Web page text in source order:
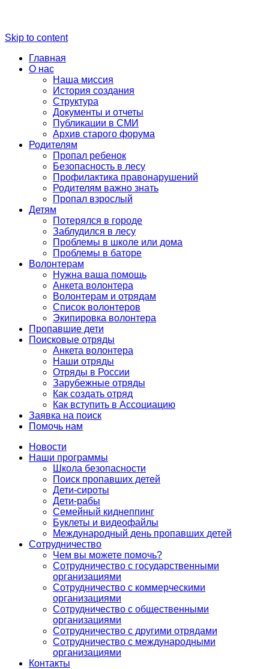
Skip to content
Главная
О нас
Наша миссия
История создания
Структура
Документы и отчеты
Публикации в СМИ
Архив старого форума
Родителям
Пропал ребенок
Безопасность в лесу
Профилактика правонарушений
Родителям важно знать
Пропал взрослый
Детям
Потерялся в городе
Заблудился в лесу
Проблемы в школе или дома
Проблемы в баторе
Волонтерам
Нужна ваша помощь
Анкета волонтера
Волонтерам и отрядам
Список волонтеров
Экипировка волонтера
Пропавшие дети
Поисковые отряды
Анкета волонтера
Наши отряды
Отряды в России
Зарубежные отряды
Как создать отряд
Как вступить в Ассоциацию
Заявка на поиск
Помочь нам
Новости
Наши программы
Школа безопасности
Поиск пропавших детей
Дети-сироты
Дети-рабы
Семейный киднеппинг
Буклеты и видеофайлы
Международный день пропавших детей
Сотрудничество
Чем вы можете помочь?
Сотрудничество с государственными
организациями
Сотрудничество с коммерческими
организациями
Сотрудничество с общественными
организациями
Сотрудничество с другими отрядами
Сотрудничество с международными
организациями
Контакты